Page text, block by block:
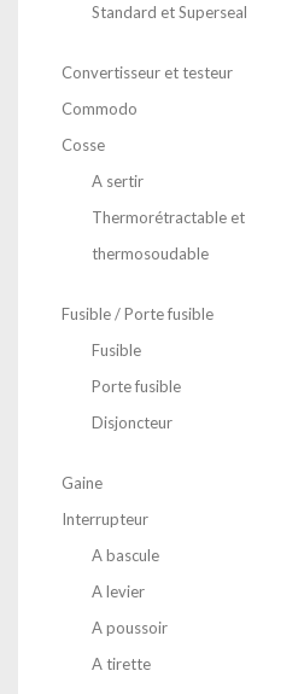
Standard et Superseal
Convertisseur et testeur
Commodo
Cosse
A sertir
Thermorétractable et
thermosoudable
Fusible / Porte fusible
Fusible
Porte fusible
Disjoncteur
Gaine
Interrupteur
A bascule
A levier
A poussoir
A tirette